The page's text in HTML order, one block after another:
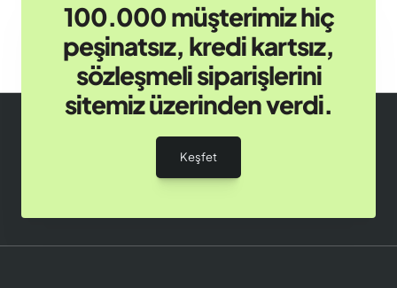
100.000 müşterimiz hiç
peşinatsız, kredi kartsız,
sözleşmeli siparişlerini
sitemiz üzerinden verdi.
Keşfet